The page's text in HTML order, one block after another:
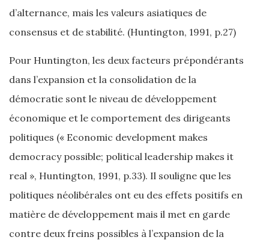
d’alternance, mais les valeurs asiatiques de
consensus et de stabilité. (Huntington, 1991, p.27)
Pour Huntington, les deux facteurs prépondérants
dans l’expansion et la consolidation de la
démocratie sont le niveau de développement
économique et le comportement des dirigeants
politiques (« Economic development makes
democracy possible; political leadership makes it
real », Huntington, 1991, p.33). Il souligne que les
politiques néolibérales ont eu des effets positifs en
matière de développement mais il met en garde
contre deux freins possibles à l’expansion de la